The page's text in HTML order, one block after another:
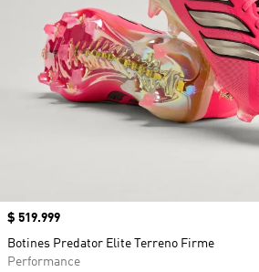
Precio
$ 519.999
Botines Predator Elite Terreno Firme
Performance